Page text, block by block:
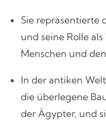
Sie repräsentierte
und seine Rolle
Menschen und
In der antiken
die überlegene
der Ägypter, und